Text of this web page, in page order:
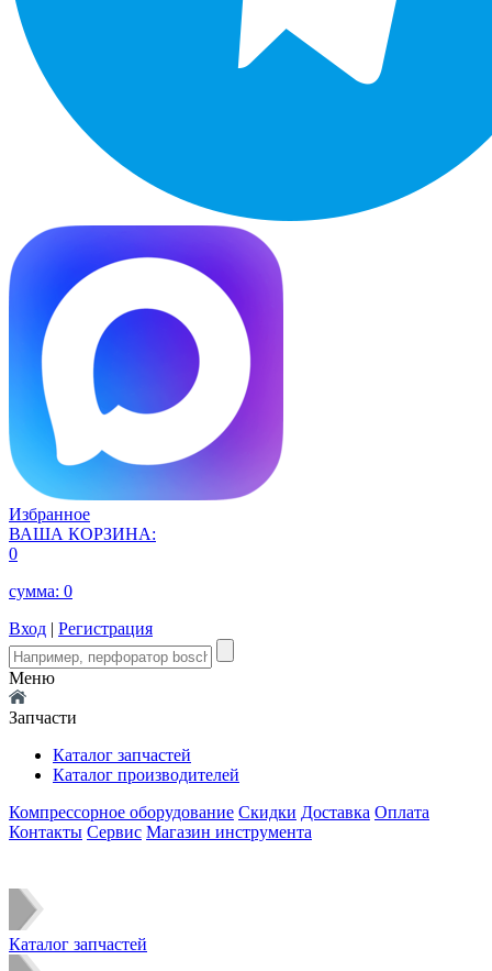
Избранное
ВАША КОРЗИНА:
0
сумма: 0
Вход | Регистрация
Меню
Запчасти
Каталог запчастей
Каталог производителей
Компрессорное оборудование Скидки Доставка Оплата
Контакты Сервис Магазин инструмента
Каталог запчастей